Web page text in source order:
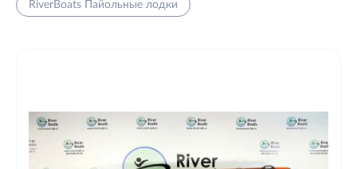
RiverBoats Пайольные лодки